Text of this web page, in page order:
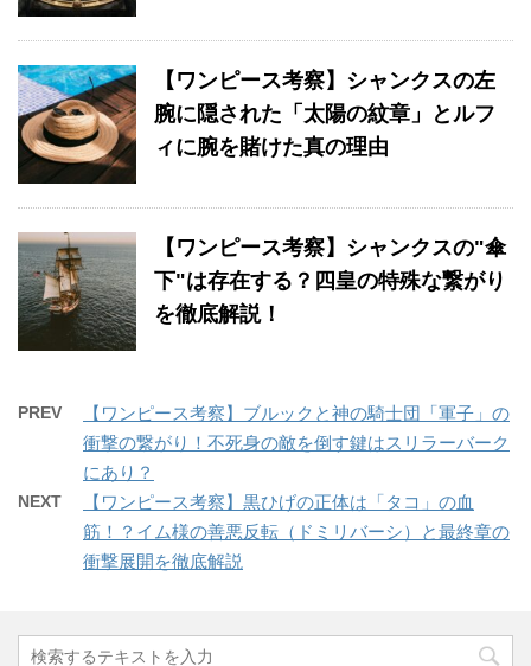
【ワンピース考察】シャンクスの左
腕に隠された「太陽の紋章」とルフ
ィに腕を賭けた真の理由
【ワンピース考察】シャンクスの"傘
下"は存在する？四皇の特殊な繋がり
を徹底解説！
PREV
【ワンピース考察】ブルックと神の騎士団「軍子」の
衝撃の繋がり！不死身の敵を倒す鍵はスリラーバーク
にあり？
NEXT
【ワンピース考察】黒ひげの正体は「タコ」の血
筋！？イム様の善悪反転（ドミリバーシ）と最終章の
衝撃展開を徹底解説